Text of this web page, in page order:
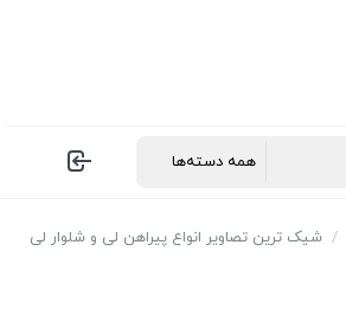
/ شیک ترین تصاویر انواع پیراهن لی و شلوار لی